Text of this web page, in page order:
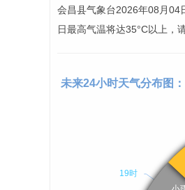
会昌县气象台2026年08月04
日最高气温将达35°C以上，